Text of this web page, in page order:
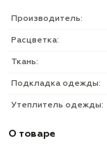
Производитель:
Расцветка:
Ткань:
Подкладка одежды:
Утеплитель одежды:
О товаре